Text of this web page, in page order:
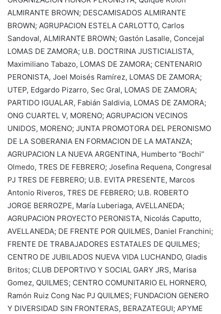
ALMIRANTE BROWN; DESCAMISADOS ALMIRANTE
BROWN; AGRUPACION ESTELA CARLOTTO, Carlos
Sandoval, ALMIRANTE BROWN; Gastón Lasalle, Concejal
LOMAS DE ZAMORA; U.B. DOCTRINA JUSTICIALISTA,
Maximiliano Tabazo, LOMAS DE ZAMORA; CENTENARIO
PERONISTA, Joel Moisés Ramírez, LOMAS DE ZAMORA;
UTEP, Edgardo Pizarro, Sec Gral, LOMAS DE ZAMORA;
PARTIDO IGUALAR, Fabián Saldivia, LOMAS DE ZAMORA;
ONG CUARTEL V, MORENO; AGRUPACION VECINOS
UNIDOS, MORENO; JUNTA PROMOTORA DEL PERONISMO
DE LA SOBERANIA EN FORMACION DE LA MATANZA;
AGRUPACION LA NUEVA ARGENTINA, Humberto “Bochi”
Olmedo, TRES DE FEBRERO; Josefina Requena, Congresal
PJ TRES DE FEBRERO; U.B. EVITA PRESENTE, Marcos
Antonio Riveros, TRES DE FEBRERO; U.B. ROBERTO
JORGE BERROZPE, María Luberiaga, AVELLANEDA;
AGRUPACION PROYECTO PERONISTA, Nicolás Caputto,
AVELLANEDA; DE FRENTE POR QUILMES, Daniel Franchini;
FRENTE DE TRABAJADORES ESTATALES DE QUILMES;
CENTRO DE JUBILADOS NUEVA VIDA LUCHANDO, Gladis
Britos; CLUB DEPORTIVO Y SOCIAL GARY JRS, Marisa
Gomez, QUILMES; CENTRO COMUNITARIO EL HORNERO,
Ramón Ruiz Cong Nac PJ QUILMES; FUNDACION GENERO
Y DIVERSIDAD SIN FRONTERAS, BERAZATEGUI; APYME